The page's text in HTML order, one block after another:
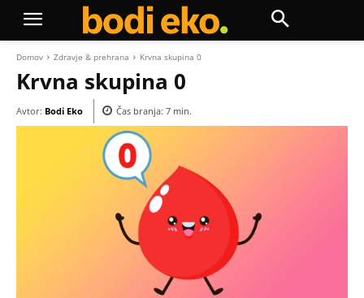
Domov Zdravje & prehrana Krvna skupina 0
Krvna skupina 0
Avtor: Bodi Eko Čas branja: 7 min.